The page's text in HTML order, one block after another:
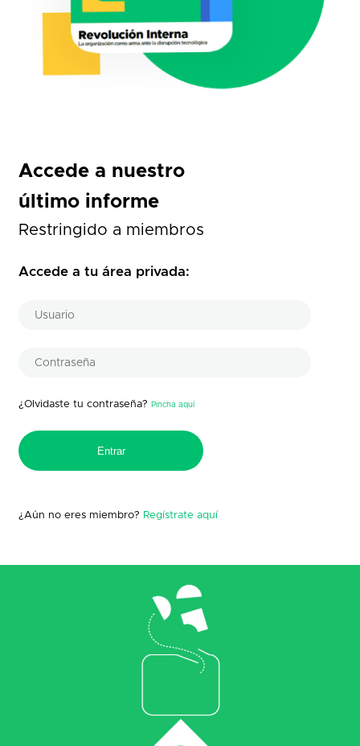
Accede a nuestro
último informe
Restringido a miembros
Accede a tu área privada:
¿Olvidaste tu contraseña? Pincha aquí
¿Aún no eres miembro? Regístrate aquí